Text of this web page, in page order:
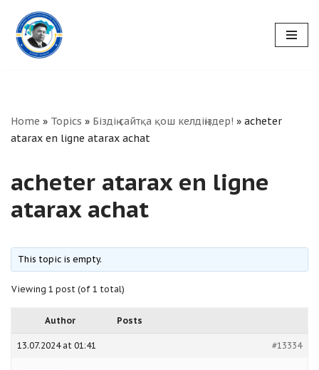
Skip
to
Home » Topics » Біздің сайтқа қош келдіңіздер! » acheter
atarax en ligne atarax achat
acheter atarax en ligne
atarax achat
This topic is empty.
Viewing 1 post (of 1 total)
Author Posts
13.07.2024 at 01:41 #13334